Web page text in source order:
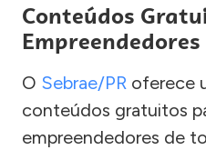
Conteúdos
O Sebrae/PR oferece
conteúdos gratuitos
empreendedores de